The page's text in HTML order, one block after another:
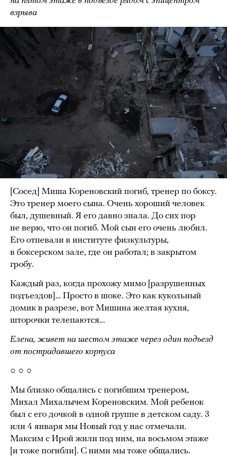
взрыва
[Сосед] Миша Кореновский погиб, тренер по боксу.
Это тренер моего сына. Очень хороший человек
был, душевный. Я его давно знала. До сих пор
не верю, что он погиб. Мой сын его очень любил.
Его отпевали в институте физкультуры,
в боксерском зале, где он работал; в закрытом
гробу.
Каждый раз, когда прохожу мимо [разрушенных
подъездов]… Просто в шоке. Это как кукольный
домик в разрезе, вот Мишина желтая кухня,
шторочки телепаются…
Елена, живет на шестом этаже через один подъезд
от пострадавшего корпуса
○ ○ ○
Мы близко общались с погибшим тренером,
Михал Михалычем Кореновским. Мой ребенок
был с его дочкой в одной группе в детском саду. 3
или 4 января мы Новый год у нас отмечали.
Максим с Ирой жили под ним, на восьмом этаже
[и тоже погибли]. С ними мы тоже общались.